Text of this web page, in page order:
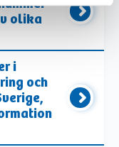
olika
i
och